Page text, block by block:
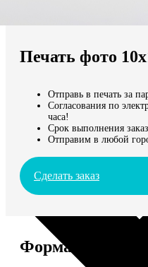
Мы доставляем по всему
Продолжить без города
Печать фото
Отправь в печать за
Согласования по
часа!
Срок выполнения
Отправим в любой
Сделать заказ
Форматы и цены